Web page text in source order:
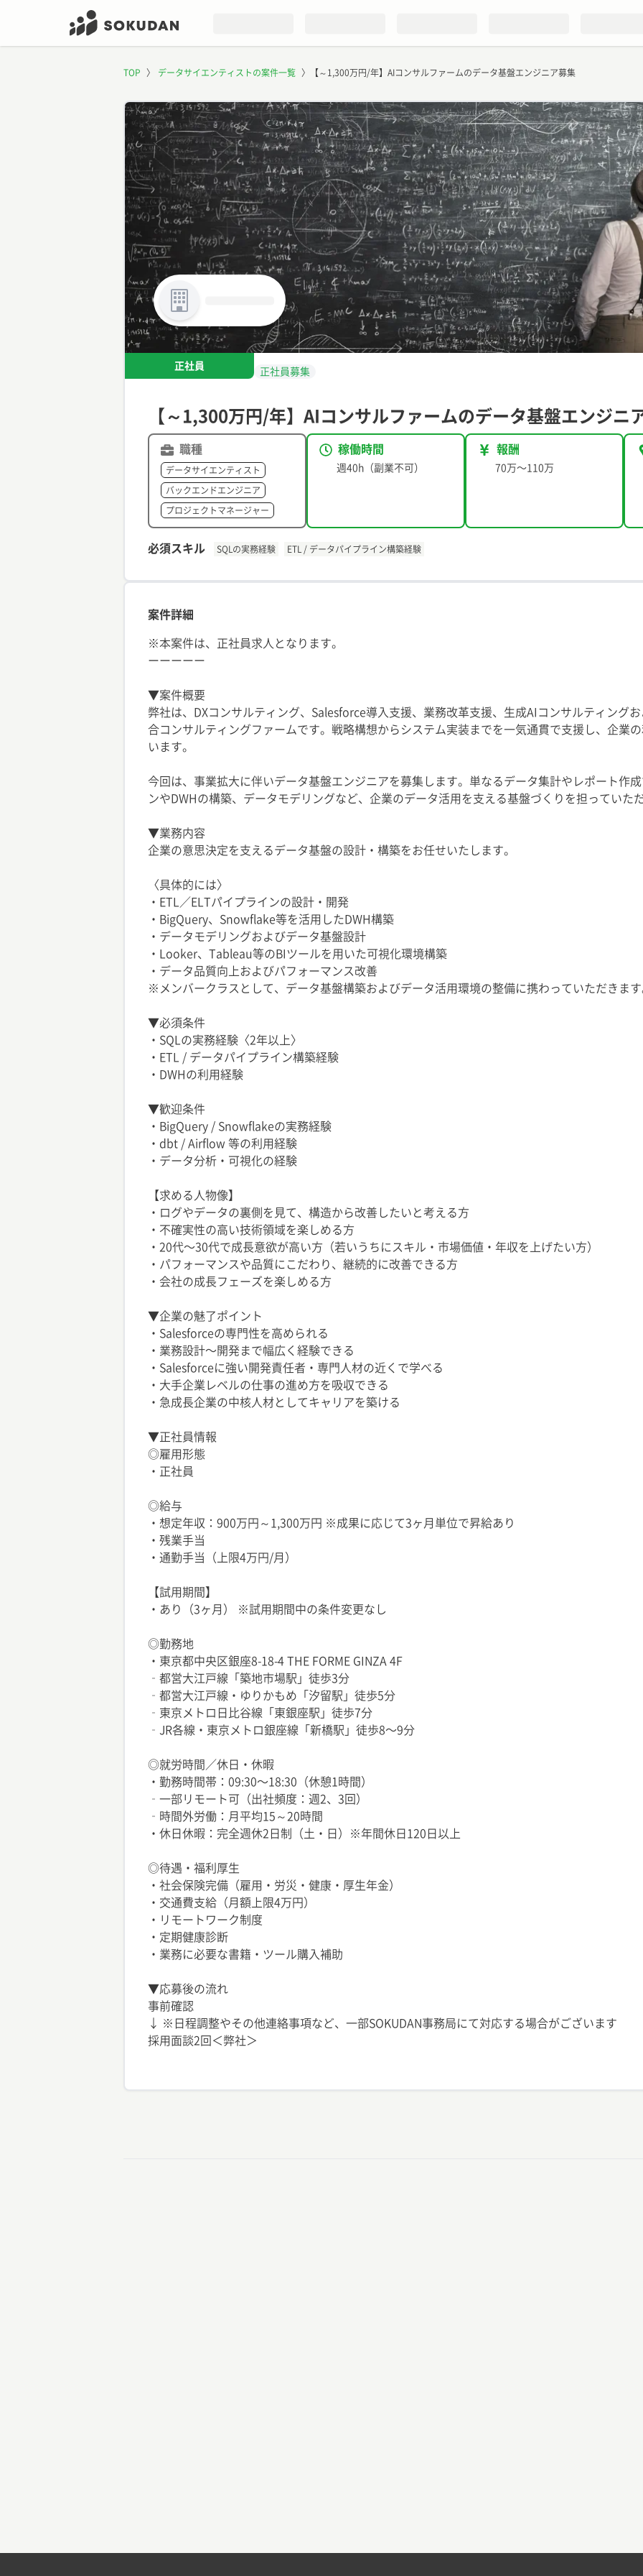
TOP 〉 データサイエンティストの案件一覧 〉 【～1,300万円/年】AIコンサルファームのデータ基盤エンジニア募集
正社員
正社員募集
【～1,300万円/年】AIコンサルファームのデータ基盤エンジニ
職種
データサイエンティスト
バックエンドエンジニア
プロジェクトマネージャー
稼働時間
週40h（副業不可）
報酬
70万〜110万
必須スキル SQLの実務経験 ETL / データパイプライン構築経験
案件詳細
※本案件は、正社員求人となります。
ーーーーー
▼案件概要
弊社は、DXコンサルティング、Salesforce導入支援、業務改革支援、生成AIコンサルティング
合コンサルティングファームです。戦略構想からシステム実装までを一気通貫で支援し、企業
います。
今回は、事業拡大に伴いデータ基盤エンジニアを募集します。単なるデータ集計やレポート作
ンやDWHの構築、データモデリングなど、企業のデータ活用を支える基盤づくりを担っていた
▼業務内容
企業の意思決定を支えるデータ基盤の設計・構築をお任せいたします。
〈具体的には〉
・ETL／ELTパイプラインの設計・開発
・BigQuery、Snowflake等を活用したDWH構築
・データモデリングおよびデータ基盤設計
・Looker、Tableau等のBIツールを用いた可視化環境構築
・データ品質向上およびパフォーマンス改善
※メンバークラスとして、データ基盤構築およびデータ活用環境の整備に携わっていただきま
▼必須条件
・SQLの実務経験〈2年以上〉
・ETL / データパイプライン構築経験
・DWHの利用経験
▼歓迎条件
・BigQuery / Snowflakeの実務経験
・dbt / Airflow 等の利用経験
・データ分析・可視化の経験
【求める人物像】
・ログやデータの裏側を見て、構造から改善したいと考える方
・不確実性の高い技術領域を楽しめる方
・20代〜30代で成長意欲が高い方（若いうちにスキル・市場価値・年収を上げたい方）
・パフォーマンスや品質にこだわり、継続的に改善できる方
・会社の成長フェーズを楽しめる方
▼企業の魅了ポイント
・Salesforceの専門性を高められる
・業務設計〜開発まで幅広く経験できる
・Salesforceに強い開発責任者・専門人材の近くで学べる
・大手企業レベルの仕事の進め方を吸収できる
・急成長企業の中核人材としてキャリアを築ける
▼正社員情報
◎雇用形態
・正社員
◎給与
・想定年収：900万円～1,300万円 ※成果に応じて3ヶ月単位で昇給あり
・残業手当
・通勤手当（上限4万円/月）
【試用期間】
・あり（3ヶ月） ※試用期間中の条件変更なし
◎勤務地
・東京都中央区銀座8-18-4 THE FORME GINZA 4F
‐都営大江戸線「築地市場駅」徒歩3分
‐都営大江戸線・ゆりかもめ「汐留駅」徒歩5分
‐東京メトロ日比谷線「東銀座駅」徒歩7分
‐JR各線・東京メトロ銀座線「新橋駅」徒歩8〜9分
◎就労時間／休日・休暇
・勤務時間帯：09:30〜18:30（休憩1時間）
‐一部リモート可（出社頻度：週2、3回）
‐時間外労働：月平均15～20時間
・休日休暇：完全週休2日制（土・日）※年間休日120日以上
◎待遇・福利厚生
・社会保険完備（雇用・労災・健康・厚生年金）
・交通費支給（月額上限4万円）
・リモートワーク制度
・定期健康診断
・業務に必要な書籍・ツール購入補助
▼応募後の流れ
事前確認
↓ ※日程調整やその他連絡事項など、一部SOKUDAN事務局にて対応する場合がございます
採用面談2回＜弊社＞